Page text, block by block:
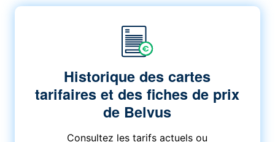
Historique des cartes
tarifaires et des fiches de prix
de Belvus
Consultez les tarifs actuels ou